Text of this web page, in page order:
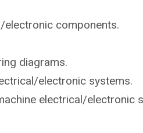
electronic components.
diagrams.
electronic systems.
electrical/electronic